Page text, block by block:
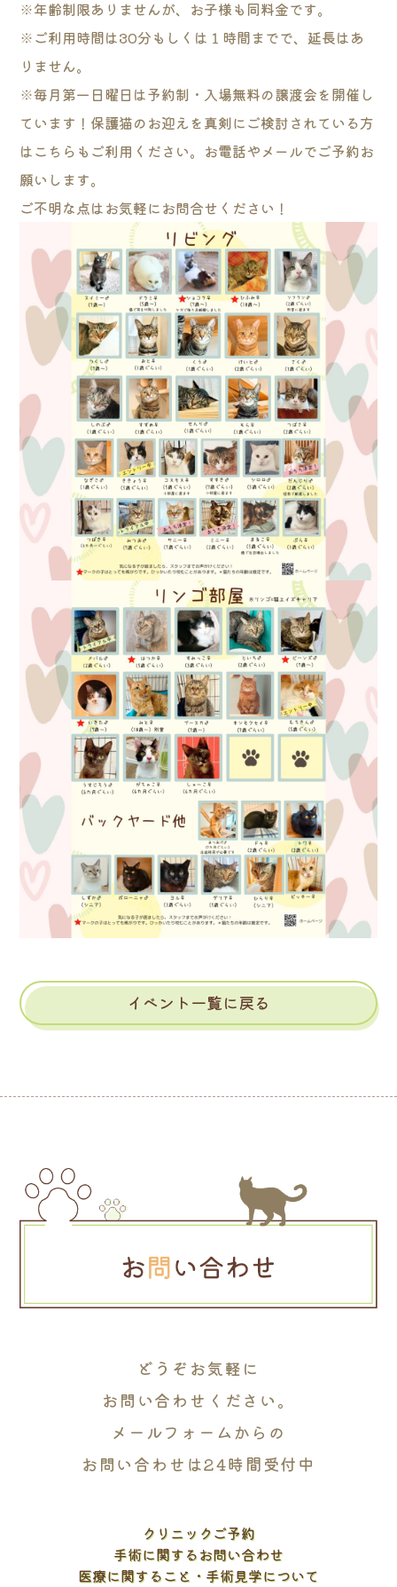
※年齢制限ありませんが、お子様も同料金です。
※ご利用時間は30分もしくは１時間までで、延長はあ
りません。
※毎月第一日曜日は予約制・入場無料の譲渡会を開催し
ています！保護猫のお迎えを真剣にご検討されている方
はこちらもご利用ください。お電話やメールでご予約お
願いします。
ご不明な点はお気軽にお問合せください！
イベント一覧に戻る
どうぞお気軽に
お問い合わせください。
メールフォームからの
お問い合わせは24時間受付中
クリニックご予約
手術に関するお問い合わせ
医療に関すること・手術見学について